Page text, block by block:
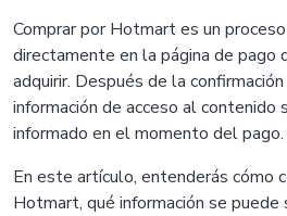
Comprar por Hotmart es un
directamente en la página de pago
adquirir. Después de la
información de acceso al contenido
informado en el momento del pago.
En este artículo, entenderás cómo
Hotmart, qué información se puede